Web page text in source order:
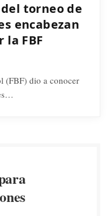
torneo de
encabezan
FBF
(FBF) dio a conocer